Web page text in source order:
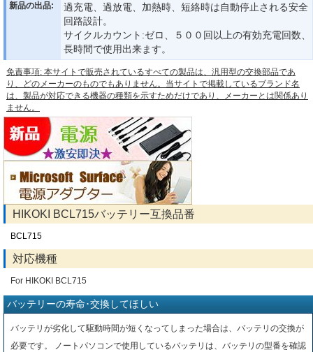
新品の出品:
過充電、過放電、加熱時、短絡時は自動停止される安全
回路設計。
サイクルカウント:ゼロ、５００回以上の有効充電回数、
長時間で使用出来ます。
免責事項: 本サイトで販売されているすべての製品は、汎用型の交換部品であ
り、どのメーカーのものでもありません。当サイトで掲載しているブランド名
は、製品が対応できる機器の種類を示すためだけであり、メーカーとは関係あり
ません。
HIKOKI BCL715バッテリー互換品番
BCL715
対応機種
For HIKOKI BCL715
バッテリーの寿命･交換してほしい
バッテリが劣化して駆動時間が短くなってしまった場合は、バッテリの交換が
必要です。 ノートパソコンで使用しているバッテリは、バッテリの型番を確認